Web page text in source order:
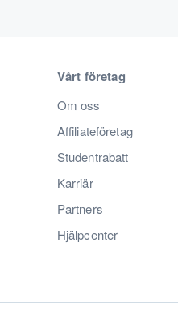
Vårt företag
Om oss
Affiliateföretag
Studentrabatt
Karriär
Partners
Hjälpcenter